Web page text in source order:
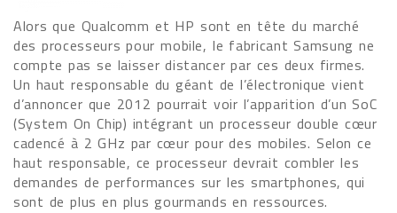
Alors que Qualcomm et HP sont en tête du marché
des processeurs pour mobile, le fabricant Samsung ne
compte pas se laisser distancer par ces deux firmes.
Un haut responsable du géant de l’électronique vient
d’annoncer que 2012 pourrait voir l’apparition d’un SoC
(System On Chip) intégrant un processeur double cœur
cadencé à 2 GHz par cœur pour des mobiles. Selon ce
haut responsable, ce processeur devrait combler les
demandes de performances sur les smartphones, qui
sont de plus en plus gourmands en ressources.